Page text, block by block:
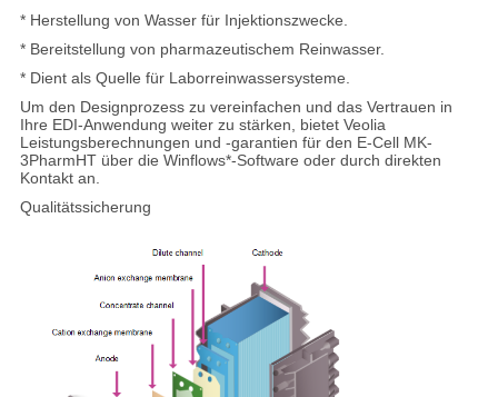
* Herstellung von Wasser für Injektionszwecke.
* Bereitstellung von pharmazeutischem Reinwasser.
* Dient als Quelle für Laborreinwassersysteme.
Um den Designprozess zu vereinfachen und das Vertrauen in
Ihre EDI-Anwendung weiter zu stärken, bietet Veolia
Leistungsberechnungen und -garantien für den E-Cell MK-
3PharmHT über die Winflows*-Software oder durch direkten
Kontakt an.
Qualitätssicherung